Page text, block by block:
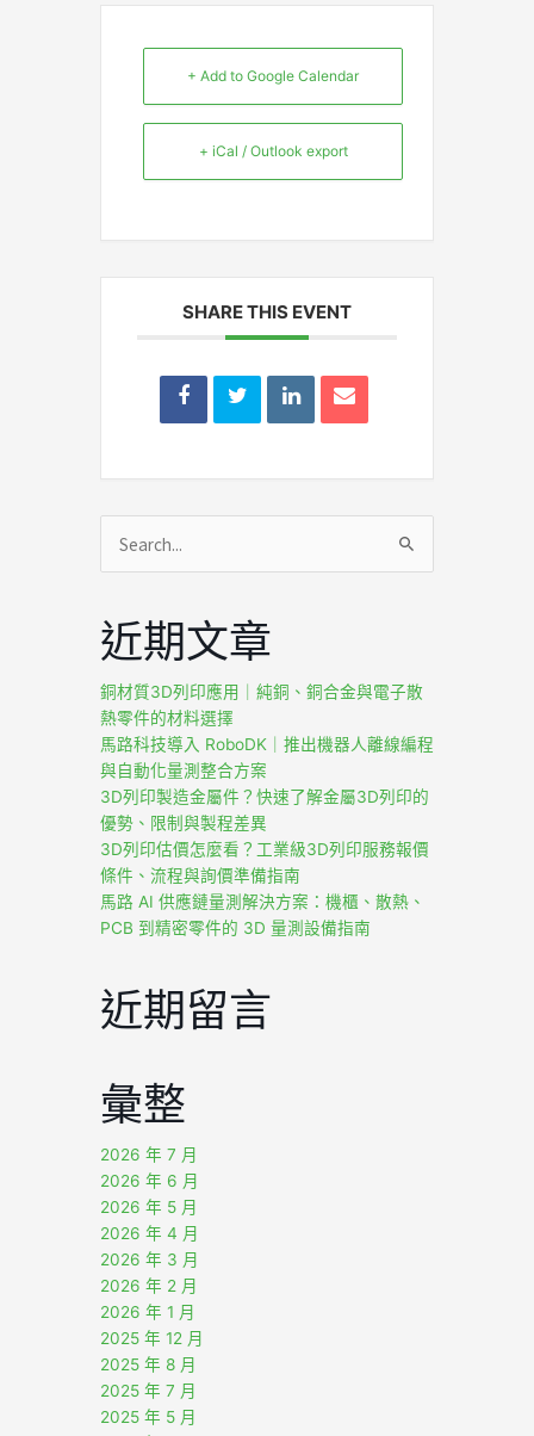
+ Add to Google Calendar
+ iCal / Outlook export
SHARE THIS EVENT
尋
鍵
字:
近期文章
銅材質3D列印應用｜純銅、銅合金與電子散
熱零件的材料選擇
馬路科技導入 RoboDK｜推出機器人離線編程
與自動化量測整合方案
3D列印製造金屬件？快速了解金屬3D列印的
優勢、限制與製程差異
3D列印估價怎麼看？工業級3D列印服務報價
條件、流程與詢價準備指南
馬路 AI 供應鏈量測解決方案：機櫃、散熱、
PCB 到精密零件的 3D 量測設備指南
近期留言
彙整
2026 年 7 月
2026 年 6 月
2026 年 5 月
2026 年 4 月
2026 年 3 月
2026 年 2 月
2026 年 1 月
2025 年 12 月
2025 年 8 月
2025 年 7 月
2025 年 5 月